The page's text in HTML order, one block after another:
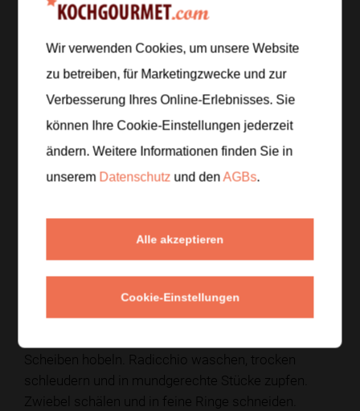
Zubereitung
Schritt 1/4
Zitrone gründlich waschen und etwa 1 EL Schale
griechischem Joghurt sowie Mayonnaise verrühren
Scheiben hobeln. Radicchio waschen, trocken
schleudern und in mundgerechte Stücke zupfen.
Zwiebel schälen und in feine Ringe schneiden.
Wir verwenden Cookies, um unsere Website
zu betreiben, für Marketingzwecke und zur
Verbesserung Ihres Online-Erlebnisses. Sie
können Ihre Cookie-Einstellungen jederzeit
ändern. Weitere Informationen finden Sie in
unserem Datenschutz und denAGBs.
Alle akzeptieren
Cookie-Einstellungen